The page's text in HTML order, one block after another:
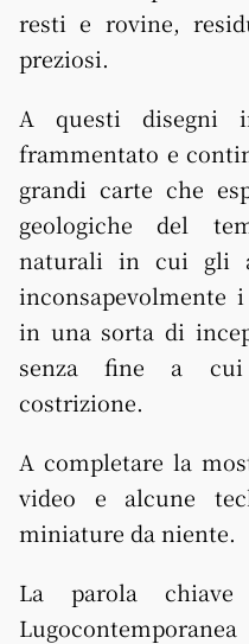
resti e rovine,
preziosi.
A questi disegni
frammentato e
grandi carte che
geologiche del
naturali in cui gli
inconsapevolmente
in una sorta di
senza fine a cui
costrizione.
A completare la
video e alcune
miniature da niente.
La parola chiave